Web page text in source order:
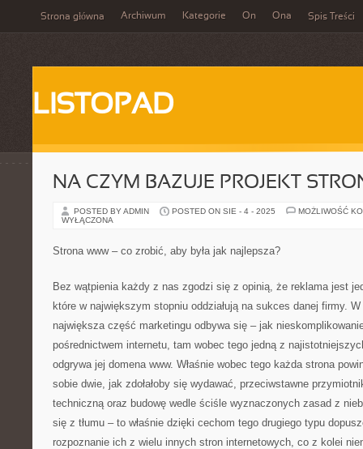
Strona główna Archiwum Kategorie On Ona Spis Treści
LISTOPAD
NA CZYM BAZUJE PROJEKT
POSTED BY ADMIN POSTED ON SIE - 4 - 2025
MOŻLIWOŚĆ
WYŁĄCZONA
Strona www – co zrobić, aby była jak najlepsza?
Bez wątpienia każdy z nas zgodzi się z opinią, że reklama jest
które w największym stopniu oddziałują na sukces danej firmy.
największa część marketingu odbywa się – jak
pośrednictwem internetu, tam wobec tego jedną z
odgrywa jej domena www. Właśnie wobec tego każda strona
sobie dwie, jak zdołałoby się wydawać, przeciwstawne
techniczną oraz budowę wedle ściśle wyznaczonych zasad z
się z tłumu – to właśnie dzięki cechom tego drugiego typu
rozpoznanie ich z wielu innych stron internetowych, co z kolei